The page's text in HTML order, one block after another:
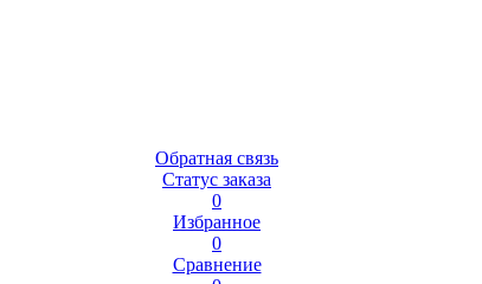
Обратная связь
Статус заказа
0
Избранное
0
Сравнение